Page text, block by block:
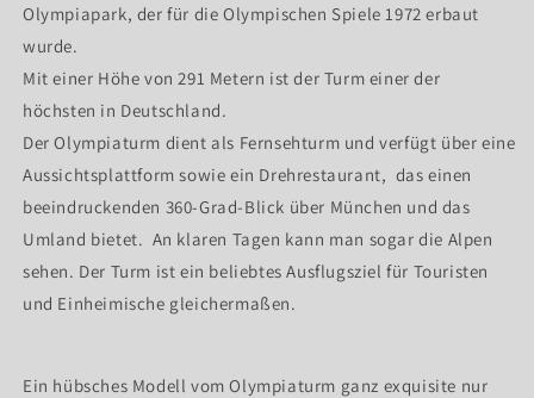
Olympiapark, der für die Olympischen Spiele 1972 erbaut
wurde.
Mit einer Höhe von 291 Metern ist der Turm einer der
höchsten in Deutschland.
Der Olympiaturm dient als Fernsehturm und verfügt über eine
Aussichtsplattform sowie ein Drehrestaurant, das einen
beeindruckenden 360-Grad-Blick über München und das
Umland bietet. An klaren Tagen kann man sogar die Alpen
sehen. Der Turm ist ein beliebtes Ausflugsziel für Touristen
und Einheimische gleichermaßen.
Ein hübsches Modell vom Olympiaturm ganz exquisite nur